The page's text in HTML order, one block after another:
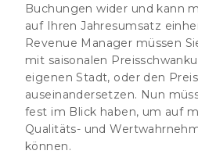
Buchungen wider und kann
auf Ihren Jahresumsatz
Revenue Manager müssen
mit saisonalen
eigenen Stadt, oder den
auseinandersetzen. Nun
fest im Blick haben, um auf
Qualitäts- und
können.